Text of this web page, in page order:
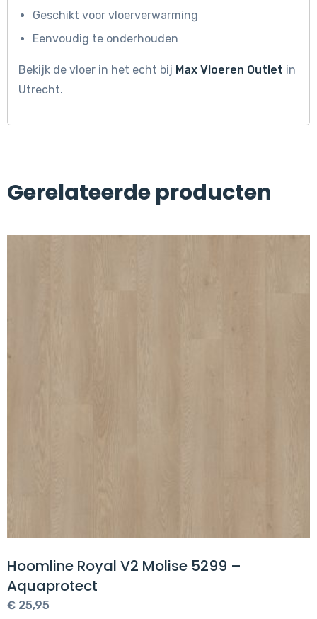
Geschikt voor vloerverwarming
Eenvoudig te onderhouden
Bekijk de vloer in het echt bij Max Vloeren Outlet in
Utrecht.
Gerelateerde producten
Hoomline Royal V2 Molise 5299 –
Aquaprotect
€ 25,95